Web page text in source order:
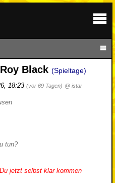
Black (Spieltage)
18:23 (vor 69 Tagen) @ istar
tun?
jetzt selbst klar kommen